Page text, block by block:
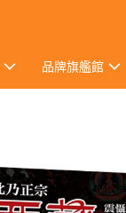
品牌旗艦館